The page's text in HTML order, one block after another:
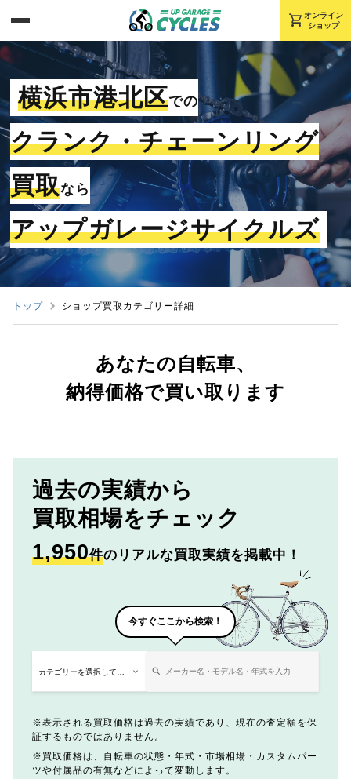
shopping_cart オンライン
ショップ
横浜市港北区での
クランク・チェーンリング
買取なら
アップガレージサイクルズ
トップ ショップ買取カテゴリー詳細
あなたの自転車、
納得価格で買い取ります
過去の実績から
買取相場をチェック
1,950件のリアルな買取実績を掲載中！
今すぐここから検索！
表示される買取価格は過去の実績であり、現在の査定額を保
証するものではありません。
買取価格は、自転車の状態・年式・市場相場・カスタムパー
ツや付属品の有無などによって変動します。